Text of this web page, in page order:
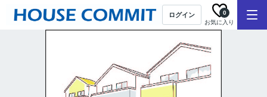
ログイン
お気に入り
0